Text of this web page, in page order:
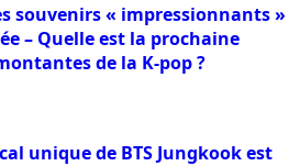
souvenirs « impressionnants »
– Quelle est la prochaine
de la K-pop ?
unique de BTS Jungkook est